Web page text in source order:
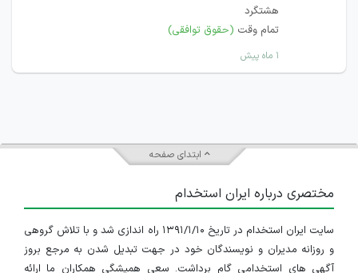
هشتگرد
تمام وقت (حقوق توافقی)
۱ ماه پیش
ابتدای صفحه
مختصری درباره ایران استخدام
سایت ایران استخدام در تاریخ ۱۳۹۱/۱/۱۰ راه اندازی شد و با تلاش گروهی
و روزانه مدیران و نویسندگان خود در جهت تبدیل شدن به مرجع بروز
آگهی های استخدامی گام برداشت. سعی همیشگی همکاران ما ارائه